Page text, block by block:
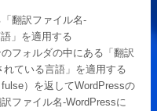
翻訳ファイル名-
」を適用する
フォルダの中にある「翻訳
ている言語」を適用する
）を返してWordPressの
ファイル名-WordPressに